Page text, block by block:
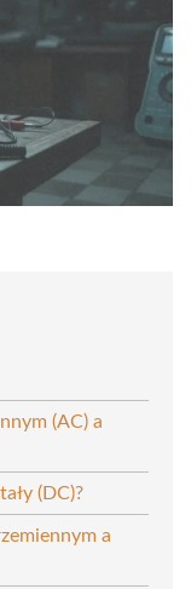
(AC) a
(DC)?
a